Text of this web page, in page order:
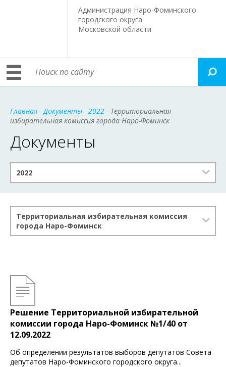
Администрация Наро-Фоминского
городского округа
Московской области
Главная -Документы - 2022 - Территориальная
избирательная комиссия города Наро-Фоминск
Документы
2022
Территориальная избирательная комиссия
города Наро-Фоминск
Решение Территориальной избирательной
комиссии города Наро-Фоминск №1/40 от
12.09.2022
Об определении результатов выборов депутатов Совета
депутатов Наро-Фоминского городского округа...